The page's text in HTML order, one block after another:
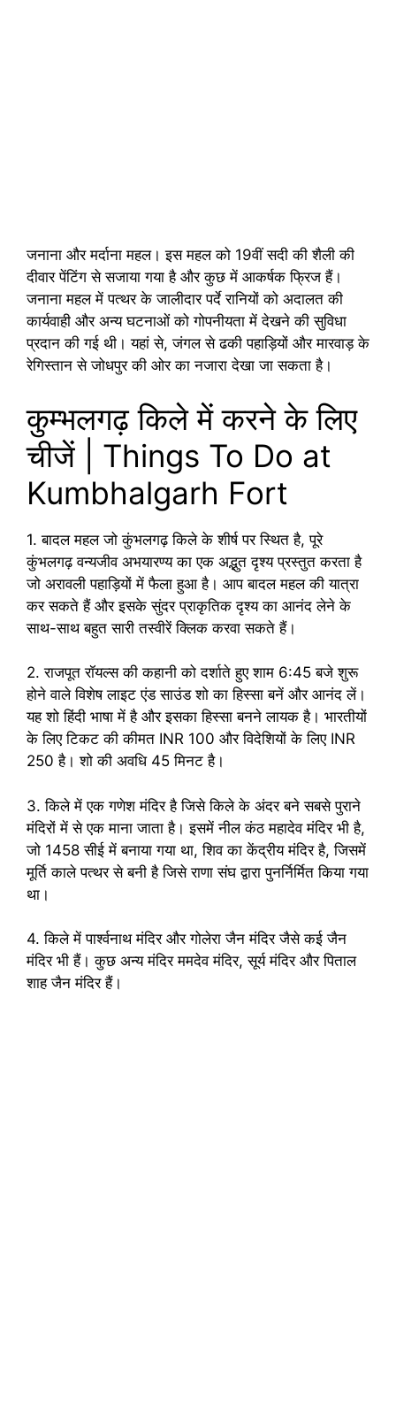
जनाना और मर्दाना महल। इस महल को 19वीं सदी की शैली की
दीवार पेंटिंग से सजाया गया है और कुछ में आकर्षक फ्रिज हैं।
जनाना महल में पत्थर के जालीदार पर्दे रानियों को अदालत की
कार्यवाही और अन्य घटनाओं को गोपनीयता में देखने की सुविधा
प्रदान की गई थी। यहां से, जंगल से ढकी पहाड़ियों और मारवाड़ के
रेगिस्तान से जोधपुर की ओर का नजारा देखा जा सकता है।
कुम्भलगढ़ किले में करने के लिए
चीजें | Things To Do at
Kumbhalgarh Fort
1. बादल महल जो कुंभलगढ़ किले के शीर्ष पर स्थित है, पूरे
कुंभलगढ़ वन्यजीव अभयारण्य का एक अद्भुत दृश्य प्रस्तुत करता है
जो अरावली पहाड़ियों में फैला हुआ है। आप बादल महल की यात्रा
कर सकते हैं और इसके सुंदर प्राकृतिक दृश्य का आनंद लेने के
साथ-साथ बहुत सारी तस्वीरें क्लिक करवा सकते हैं।
2. राजपूत रॉयल्स की कहानी को दर्शाते हुए शाम 6:45 बजे शुरू
होने वाले विशेष लाइट एंड साउंड शो का हिस्सा बनें और आनंद लें।
यह शो हिंदी भाषा में है और इसका हिस्सा बनने लायक है। भारतीयों
के लिए टिकट की कीमत INR 100 और विदेशियों के लिए INR
250 है। शो की अवधि 45 मिनट है।
3. किले में एक गणेश मंदिर है जिसे किले के अंदर बने सबसे पुराने
मंदिरों में से एक माना जाता है। इसमें नील कंठ महादेव मंदिर भी है,
जो 1458 सीई में बनाया गया था, शिव का केंद्रीय मंदिर है, जिसमें
मूर्ति काले पत्थर से बनी है जिसे राणा संघ द्वारा पुनर्निर्मित किया गया
था।
4. किले में पार्श्वनाथ मंदिर और गोलेरा जैन मंदिर जैसे कई जैन
मंदिर भी हैं। कुछ अन्य मंदिर ममदेव मंदिर, सूर्य मंदिर और पिताल
शाह जैन मंदिर हैं।